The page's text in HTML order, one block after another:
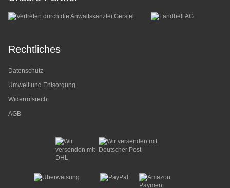
Rechtliches
Datenschutz
Umwelt und Entsorgung
Widerrufsrecht
AGB